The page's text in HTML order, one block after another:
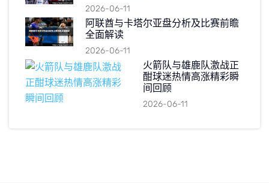
2026-06-11
阿联酋与卡塔尔亚盘分析及比赛前瞻
全面解读
2026-06-11
火箭队与雄鹿队激战正
酣球迷热情高涨精彩瞬
间回顾
2026-06-11